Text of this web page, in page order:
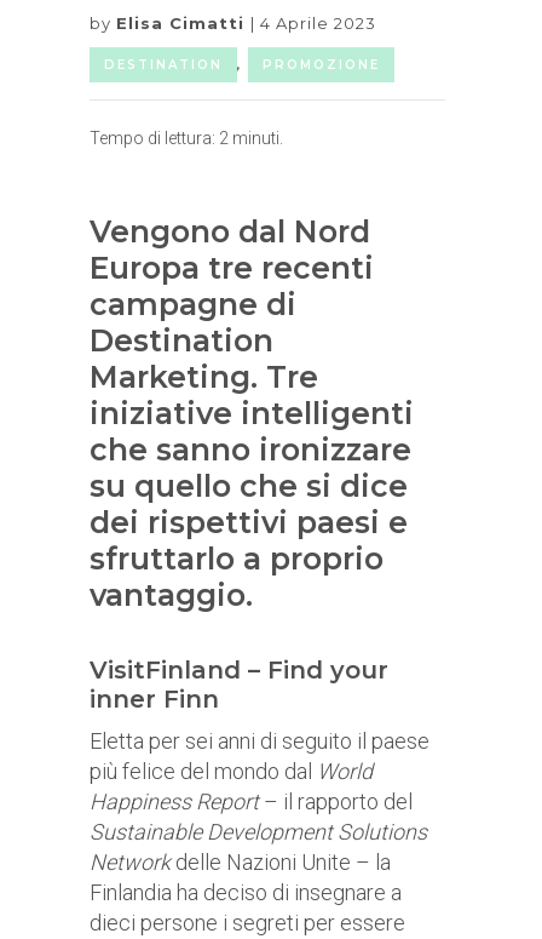
by Elisa Cimatti 4 Aprile 2023
DESTINATION , PROMOZIONE
Tempo di lettura: 2 minuti.
Vengono dal Nord
Europa tre recenti
campagne di
Destination
Marketing. Tre
iniziative intelligenti
che sanno ironizzare
su quello che si dice
dei rispettivi paesi e
sfruttarlo a proprio
vantaggio.
VisitFinland – Find your
inner Finn
Eletta per sei anni di seguito il paese
più felice del mondo dal World
Happiness Report– il rapporto del
Sustainable Development Solutions
Networkdelle Nazioni Unite – la
Finlandia ha deciso di insegnare a
dieci persone i segreti per essere